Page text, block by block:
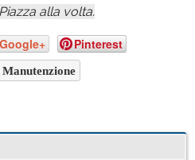
alla volta.
Google+ Pinterest
Manutenzione